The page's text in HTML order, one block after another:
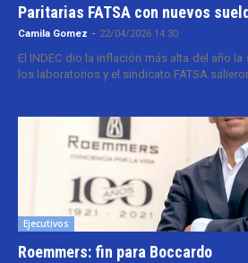
Paritarias FATSA con nuevos
Camila Gomez - 22/04/2026 14:30
El INDEC dio la inflación más alta del año
los laboratorios y el sindicato FATSA
Ejecutivos
Roemmers: fin para Boccardo